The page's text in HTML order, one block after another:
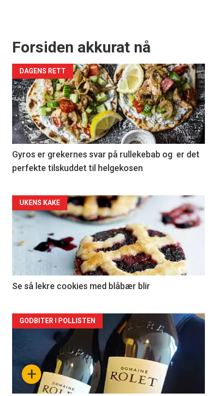
Forsiden akkurat nå
DAGENS RETT
Gyros er grekernes svar på rullekebab og er det
perfekte tilskuddet til helgekosen
Forsiden
akkurat
nå
2
UKENS KAKE
Se så lekre cookies med blåbær blir
Forsiden
akkurat
nå+
GODBITER I POLLISTEN